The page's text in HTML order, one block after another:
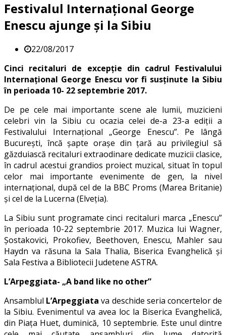
Festivalul Internațional George
Enescu ajunge și la Sibiu
22/08/2017
Cinci recitaluri de excepție din cadrul Festivalului
Internațional George Enescu vor fi susținute la Sibiu
în perioada 10- 22 septembrie 2017.
De pe cele mai importante scene ale lumii, muzicieni
celebri vin la Sibiu cu ocazia celei de-a 23-a ediții a
Festivalului Internațional „George Enescu”. Pe lângă
București, încă șapte orașe din țară au privilegiul să
găzduiască recitaluri extraodinare dedicate muzicii clasice,
în cadrul acestui grandios proiect muzical, situat în topul
celor mai importante evenimente de gen, la nivel
internaţional, după cel de la BBC Proms (Marea Britanie)
şi cel de la Lucerna (Elveţia).
La Sibiu sunt programate cinci recitaluri marca „Enescu”
în perioada 10-22 septembrie 2017. Muzica lui Wagner,
Șostakovici, Prokofiev, Beethoven, Enescu, Mahler sau
Haydn va răsuna la Sala Thalia, Biserica Evanghelică și
Sala Festiva a Bibliotecii Judetene ASTRA.
L’Arpeggiata- „A band like no other”
Ansamblul L’Arpeggiata va deschide seria concertelor de
la Sibiu. Evenimentul va avea loc la Biserica Evanghelică,
din Piața Huet, duminică, 10 septembrie. Este unul dintre